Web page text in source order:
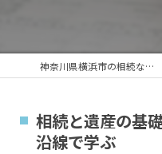
神奈川県横浜市の相続なら眞鍋泰治税理士事務所
相続と遺産の基
沿線で学ぶ